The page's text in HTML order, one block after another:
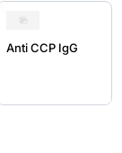
Anti CCP IgG